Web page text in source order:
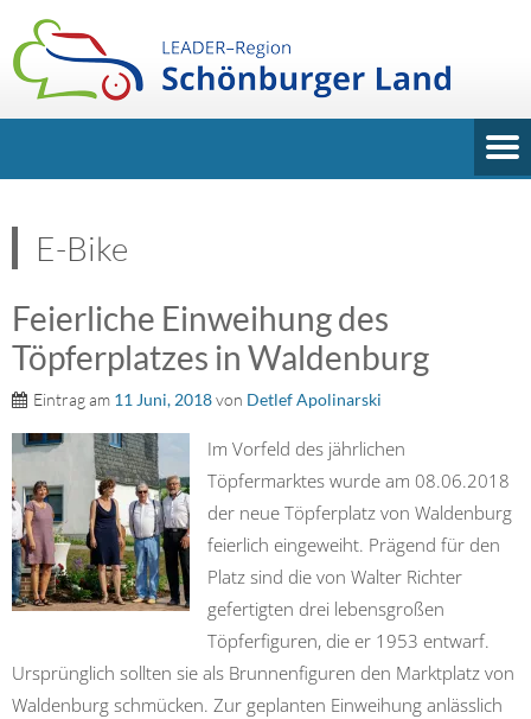
E-Bike
Feierliche Einweihung des
Töpferplatzes in Waldenburg
Eintrag am 11 Juni, 2018von Detlef Apolinarski
Im Vorfeld des jährlichen
Töpfermarktes wurde am 08.06.2018
der neue Töpferplatz von Waldenburg
feierlich eingeweiht. Prägend für den
Platz sind die von Walter Richter
gefertigten drei lebensgroßen
Töpferfiguren, die er 1953 entwarf.
Ursprünglich sollten sie als Brunnenfiguren den Marktplatz von
Waldenburg schmücken. Zur geplanten Einweihung anlässlich